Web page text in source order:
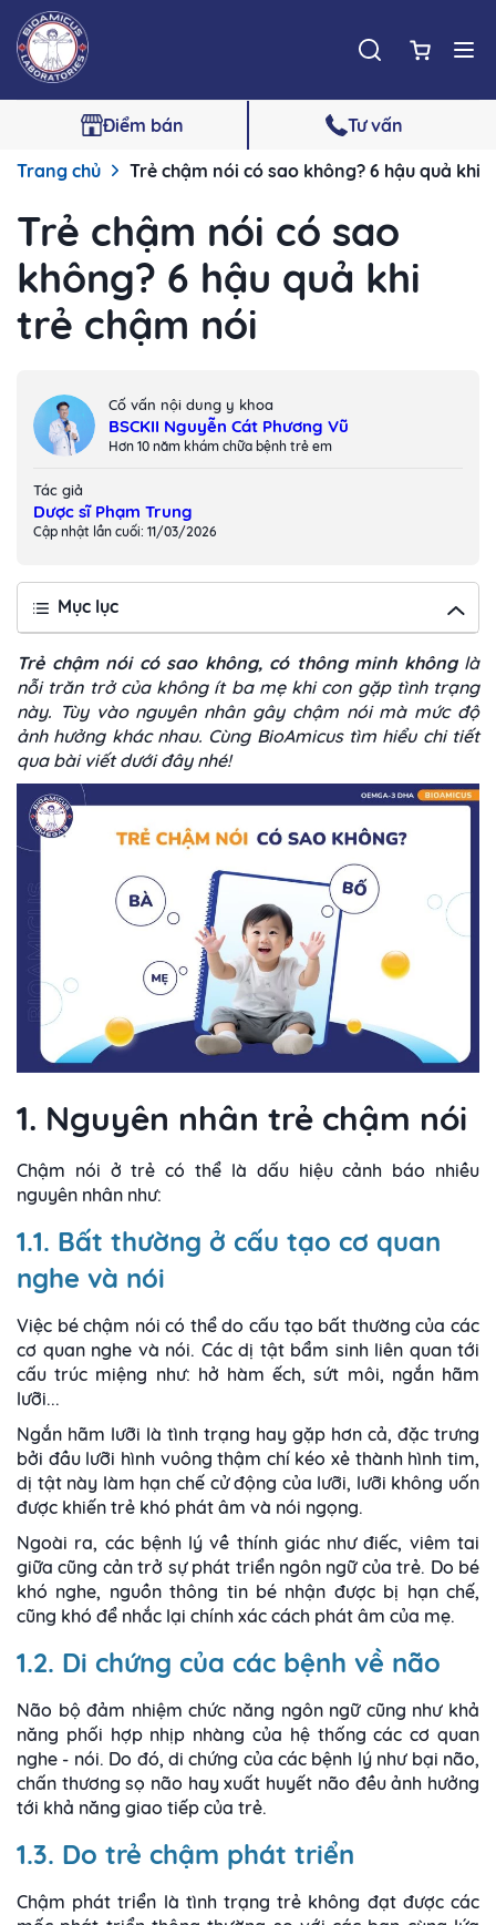
Điểm bán Tư vấn
Trang chủ Trẻ chậm nói có sao không? 6 hậu quả khi
Trẻ chậm nói có sao
không? 6 hậu quả khi
trẻ chậm nói
Cố vấn nội dung y khoa
BSCKII Nguyễn Cát Phương Vũ
Hơn 10 năm khám chữa bệnh trẻ em
Tác giả
Dược sĩ Phạm Trung
Cập nhật lần cuối: 11/03/2026
Mục lục
Trẻ chậm nói có sao không, có thông minh khônglà
nỗi trăn trở của không ít ba mẹ khi con gặp tình trạng
này. Tùy vào nguyên nhân gây chậm nói mà mức độ
ảnh hưởng khác nhau. Cùng BioAmicus tìm hiểu chi tiết
qua bài viết dưới đây nhé!
1. Nguyên nhân trẻ chậm nói
Chậm nói ở trẻ có thể là dấu hiệu cảnh báo nhiều
nguyên nhân như:
1.1. Bất thường ở cấu tạo cơ quan
nghe và nói
Việc bé chậm nói có thể do cấu tạo bất thường của các
cơ quan nghe và nói. Các dị tật bẩm sinh liên quan tới
cấu trúc miệng như: hở hàm ếch, sứt môi, ngắn hãm
lưỡi...
Ngắn hãm lưỡi là tình trạng hay gặp hơn cả, đặc trưng
bởi đầu lưỡi hình vuông thậm chí kéo xẻ thành hình tim,
dị tật này làm hạn chế cử động của lưỡi, lưỡi không uốn
được khiến trẻ khó phát âm và nói ngọng.
Ngoài ra, các bệnh lý về thính giác như điếc, viêm tai
giữa cũng cản trở sự phát triển ngôn ngữ của trẻ. Do bé
khó nghe, nguồn thông tin bé nhận được bị hạn chế,
cũng khó để nhắc lại chính xác cách phát âm của mẹ.
1.2. Di chứng của các bệnh về não
Não bộ đảm nhiệm chức năng ngôn ngữ cũng như khả
năng phối hợp nhịp nhàng của hệ thống các cơ quan
nghe - nói. Do đó, di chứng của các bệnh lý như bại não,
chấn thương sọ não hay xuất huyết não đều ảnh hưởng
tới khả năng giao tiếp của trẻ.
1.3. Do trẻ chậm phát triển
Chậm phát triển là tình trạng trẻ không đạt được các